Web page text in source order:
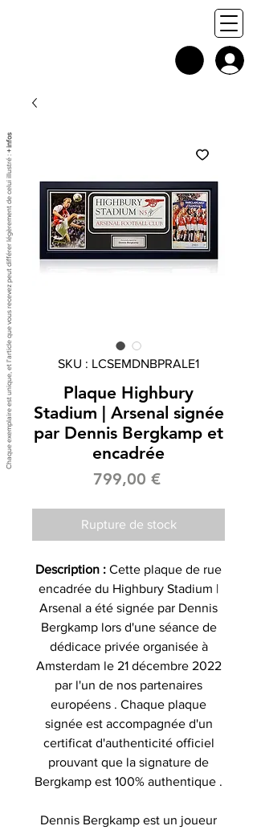
SKU : LCSEMDNBPRALE1
Plaque Highbury
Stadium | Arsenal signée
par Dennis Bergkamp et
encadrée
799,00 €Prix
Rupture de stock
Description : Cette plaque de rue
encadrée du Highbury Stadium |
Arsenal a été signée par Dennis
Bergkamp lors d'une séance de
dédicace privée organisée à
Amsterdam le 21 décembre 2022
par l'un de nos partenaires
européens . Chaque plaque
signée est accompagnée d'un
certificat d'authenticité officiel
prouvant que la signature de
Bergkamp est 100% authentique .
Dennis Bergkamp est un joueur
Chaque exemplaire est unique, et l'article que vous recevez peut différer légèrement de celui illustré :
+ infos